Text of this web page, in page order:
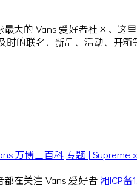
大的 Vans 爱好者社区。
的联名、新品、活动、开箱
万博士百科 专题 | Supreme
都在关注 Vans 爱好者湘ICP备